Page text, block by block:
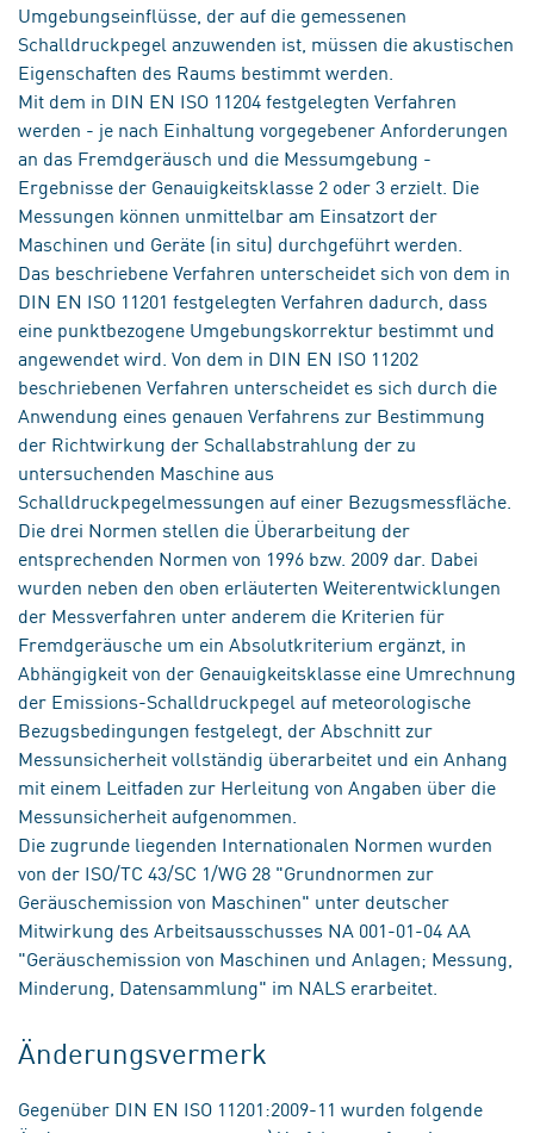
Umgebungseinflüsse, der auf die gemessenen
Schalldruckpegel anzuwenden ist, müssen die akustischen
Eigenschaften des Raums bestimmt werden.
Mit dem in DIN EN ISO 11204 festgelegten Verfahren
werden - je nach Einhaltung vorgegebener Anforderungen
an das Fremdgeräusch und die Messumgebung -
Ergebnisse der Genauigkeitsklasse 2 oder 3 erzielt. Die
Messungen können unmittelbar am Einsatzort der
Maschinen und Geräte (in situ) durchgeführt werden.
Das beschriebene Verfahren unterscheidet sich von dem in
DIN EN ISO 11201 festgelegten Verfahren dadurch, dass
eine punktbezogene Umgebungskorrektur bestimmt und
angewendet wird. Von dem in DIN EN ISO 11202
beschriebenen Verfahren unterscheidet es sich durch die
Anwendung eines genauen Verfahrens zur Bestimmung
der Richtwirkung der Schallabstrahlung der zu
untersuchenden Maschine aus
Schalldruckpegelmessungen auf einer Bezugsmessfläche.
Die drei Normen stellen die Überarbeitung der
entsprechenden Normen von 1996 bzw. 2009 dar. Dabei
wurden neben den oben erläuterten Weiterentwicklungen
der Messverfahren unter anderem die Kriterien für
Fremdgeräusche um ein Absolutkriterium ergänzt, in
Abhängigkeit von der Genauigkeitsklasse eine Umrechnung
der Emissions-Schalldruckpegel auf meteorologische
Bezugsbedingungen festgelegt, der Abschnitt zur
Messunsicherheit vollständig überarbeitet und ein Anhang
mit einem Leitfaden zur Herleitung von Angaben über die
Messunsicherheit aufgenommen.
Die zugrunde liegenden Internationalen Normen wurden
von der ISO/TC 43/SC 1/WG 28 "Grundnormen zur
Geräuschemission von Maschinen" unter deutscher
Mitwirkung des Arbeitsausschusses NA 001-01-04 AA
"Geräuschemission von Maschinen und Anlagen; Messung,
Minderung, Datensammlung" im NALS erarbeitet.
Änderungsvermerk
Gegenüber DIN EN ISO 11201:2009-11 wurden folgende